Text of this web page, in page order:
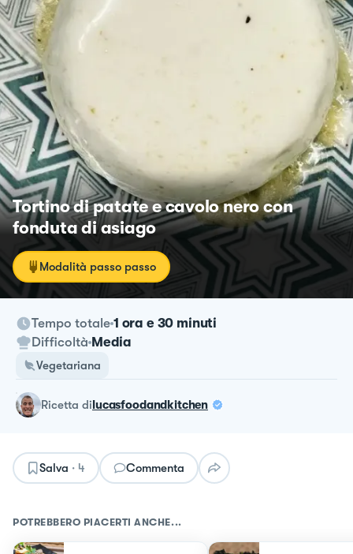
Tortino di patate e cavolo nero con
fonduta di asiago
Modalità passo passo
Tempo totale 1 ora e 30 minuti
Difficoltà Media
Vegetariana
ricetta dilucasfoodandkitchen
Salva · 4 Commenta
POTREBBERO PIACERTI ANCHE...